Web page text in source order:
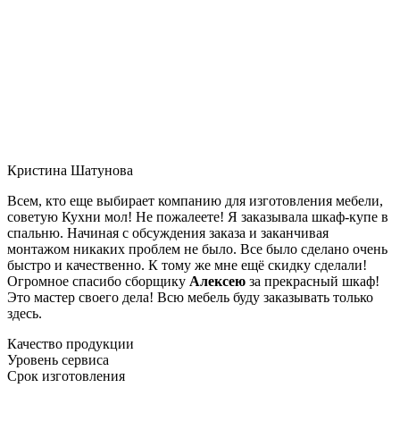
Кристина Шатунова
Всем, кто еще выбирает компанию для изготовления мебели,
советую Кухни мол! Не пожалеете! Я заказывала шкаф-купе в
спальню. Начиная с обсуждения заказа и заканчивая
монтажом никаких проблем не было. Все было сделано очень
быстро и качественно. К тому же мне ещё скидку сделали!
Огромное спасибо сборщику Алексею за прекрасный шкаф!
Это мастер своего дела! Всю мебель буду заказывать только
здесь.
Качество продукции
Уровень сервиса
Срок изготовления